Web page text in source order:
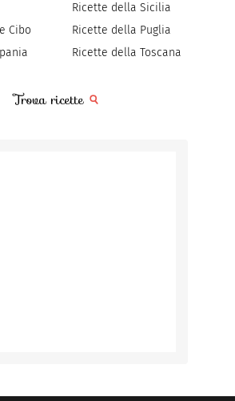
Cibo
Ricette della Sicilia
Ricette della Puglia
Ricette della Toscana
Trova ricette